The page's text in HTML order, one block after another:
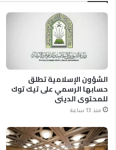
الشؤون الإسلامية تطلق
حسابها الرسمي على تيك توك
للمحتوى الديني
منذ 13 ساعة